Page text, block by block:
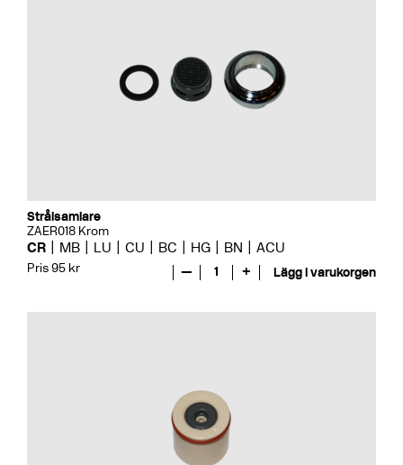
Strålsamlare
ZAER018 Krom
CR MB LU CU BC HG BN ACU
Pris 95 kr — 1 + Lägg i varukorgen